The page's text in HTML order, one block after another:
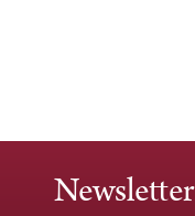
Newsletter